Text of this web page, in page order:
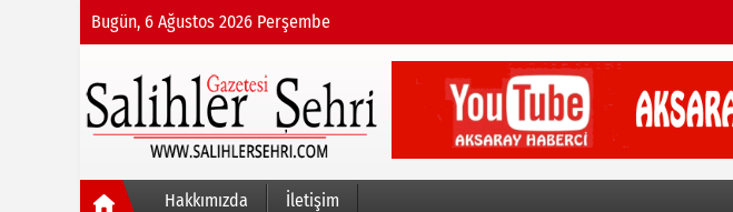
Bugün, 6 Ağustos 2026 Perşembe
Hakkımızda
İletişim